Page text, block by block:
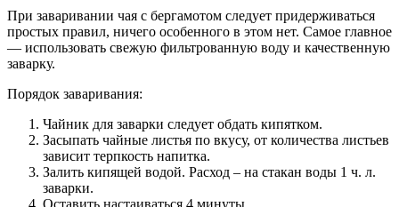
При заваривании чая с бергамотом следует придерживаться
простых правил, ничего особенного в этом нет. Самое главное
— использовать свежую фильтрованную воду и качественную
заварку.
Порядок заваривания:
Чайник для заварки следует обдать кипятком.
Засыпать чайные листья по вкусу, от количества листьев
зависит терпкость напитка.
Залить кипящей водой. Расход – на стакан воды 1 ч. л.
заварки.